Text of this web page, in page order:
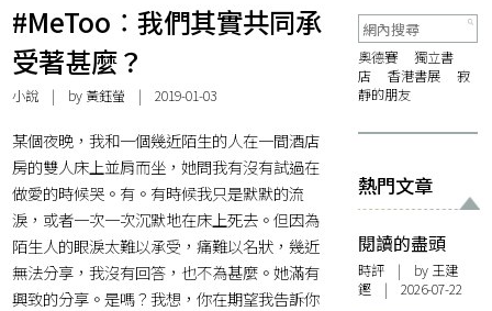
#MeToo︰我們其實共同承
受著甚麼？
小說 | by 黃鈺螢 | 2019-01-03
某個夜晚，我和一個幾近陌生的人在一間酒店
房的雙人床上並肩而坐，她問我有沒有試過在
做愛的時候哭。有。有時候我只是默默的流
淚，或者一次一次沉默地在床上死去。但因為
陌生人的眼淚太難以承受，痛難以名狀，幾近
無法分享，我沒有回答，也不為甚麼。她滿有
興致的分享。是嗎？我想，你在期望我告訴你
奧德賽
獨立書
店
香港書展
寂
靜的朋友
熱門文章
閱讀的盡頭
時評 | by 王建
鏗 | 2026-07-22